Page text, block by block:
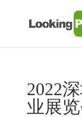
2022
业展